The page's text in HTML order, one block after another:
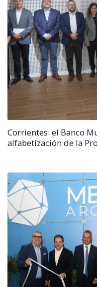
Corrientes: el Banco
alfabetización de la